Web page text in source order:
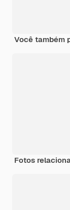
Você também
Fotos